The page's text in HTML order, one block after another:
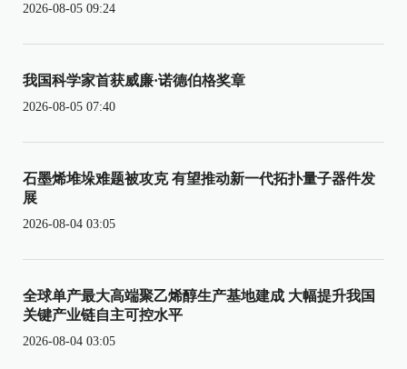
2026-08-05 09:24
我国科学家首获威廉·诺德伯格奖章
2026-08-05 07:40
石墨烯堆垛难题被攻克 有望推动新一代拓扑量子器件发
展
2026-08-04 03:05
全球单产最大高端聚乙烯醇生产基地建成 大幅提升我国
关键产业链自主可控水平
2026-08-04 03:05